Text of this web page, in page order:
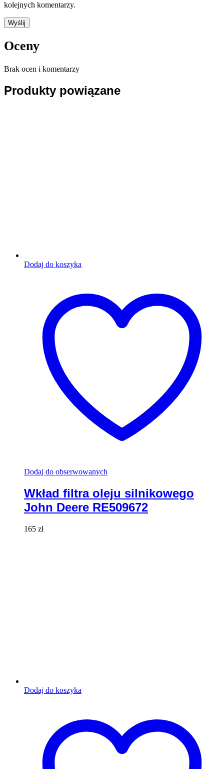
kolejnych komentarzy.
Oceny
Brak ocen i komentarzy
Produkty powiązane
Dodaj do koszyka
Dodaj do obserwowanych
Wkład filtra oleju silnikowego
John Deere RE509672
165 zł
Dodaj do koszyka